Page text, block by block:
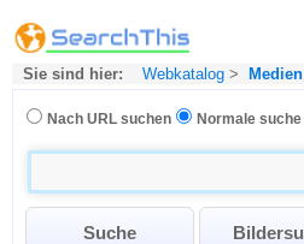
Sie sind hier: Webkatalog > Medien
Nach URL suchen Normale suche